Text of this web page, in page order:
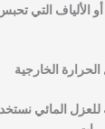
الألياف التي
الخارجية
للعزل المائي